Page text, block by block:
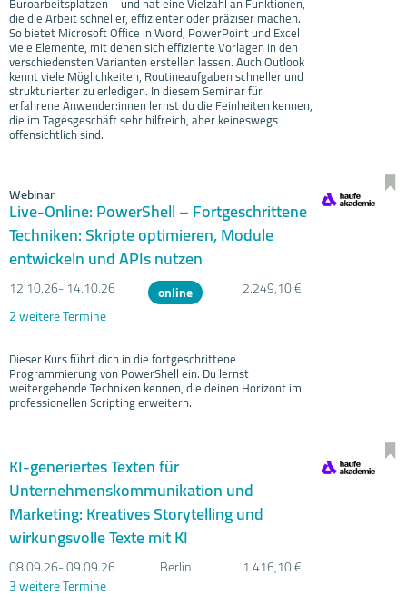
die die Arbeit schneller, effizienter oder präziser machen.
So bietet Microsoft Office in Word, PowerPoint und Excel
viele Elemente, mit denen sich effiziente Vorlagen in den
verschiedensten Varianten erstellen lassen. Auch Outlook
kennt viele Möglichkeiten, Routineaufgaben schneller und
strukturierter zu erledigen. In diesem Seminar für
erfahrene Anwender:innen lernst du die Feinheiten kennen,
die im Tagesgeschäft sehr hilfreich, aber keineswegs
offensichtlich sind.
Webinar
Live-Online: PowerShell – Fortgeschrittene
Techniken: Skripte optimieren, Module
entwickeln und APIs nutzen
12.10.26- 14.10.26 online
2.249,10 €
2 weitere Termine
Dieser Kurs führt dich in die fortgeschrittene
Programmierung von PowerShell ein. Du lernst
weitergehende Techniken kennen, die deinen Horizont im
professionellen Scripting erweitern.
KI-generiertes Texten für
Unternehmenskommunikation und
Marketing: Kreatives Storytelling und
wirkungsvolle Texte mit KI
08.09.26- 09.09.26 Berlin
1.416,10 €
3 weitere Termine